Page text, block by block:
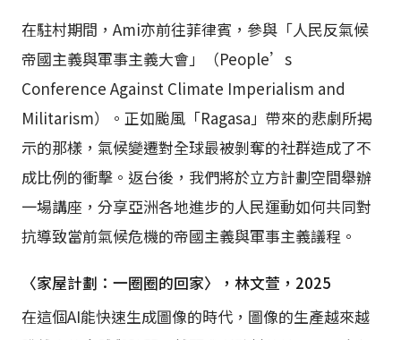
在駐村期間，Ami亦前往菲律賓，參與「人民反氣候
帝國主義與軍事主義大會」（People’s
Conference Against Climate Imperialism and
Militarism）。正如颱風「Ragasa」帶來的悲劇所揭
示的那樣，氣候變遷對全球最被剝奪的社群造成了不
成比例的衝擊。返台後，我們將於立方計劃空間舉辦
一場講座，分享亞洲各地進步的人民運動如何共同對
抗導致當前氣候危機的帝國主義與軍事主義議程。
〈家屋計劃：一圈圈的回家〉，林文萱，2025
在這個AI能快速生成圖像的時代，圖像的生產越來越